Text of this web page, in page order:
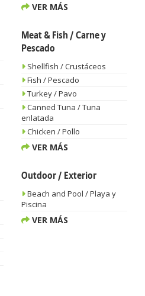
VER MÁS
Meat & Fish / Carne y
Pescado
Shellfish / Crustáceos
Fish / Pescado
Turkey / Pavo
Canned Tuna / Tuna
enlatada
Chicken / Pollo
VER MÁS
Outdoor / Exterior
Beach and Pool / Playa y
Piscina
VER MÁS